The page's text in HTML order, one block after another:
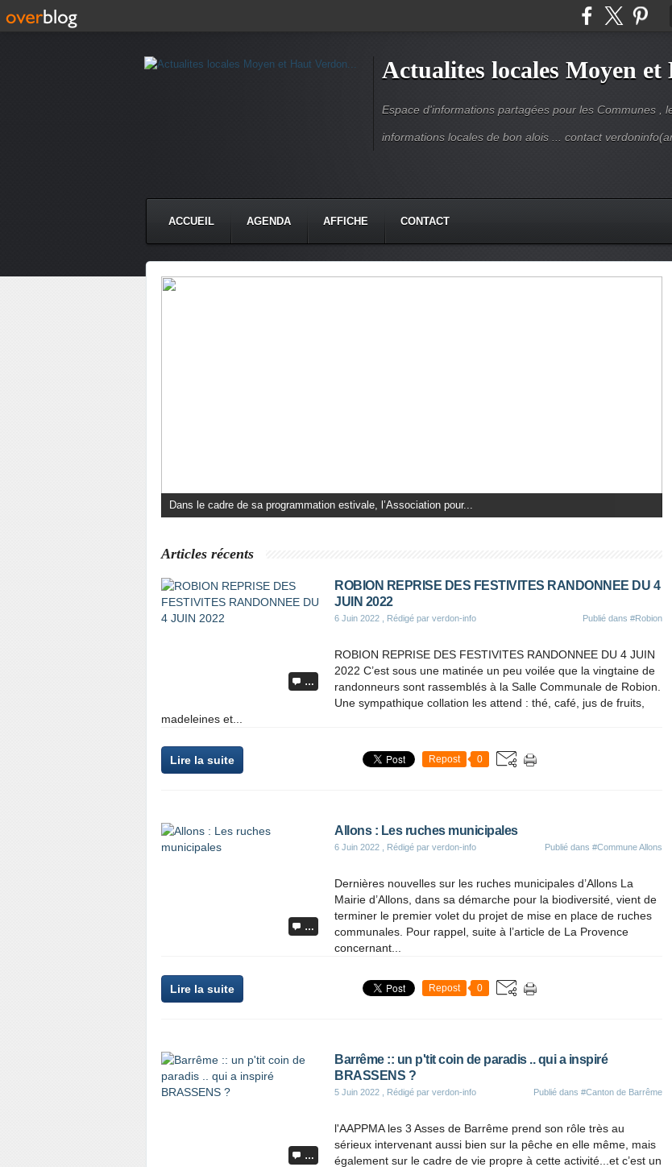
Actualites locales Moyen
Espace d'informations partagées pour les Communes ,
informations locales de bon alois ... contact
ACCUEIL AGENDA AFFICHE CONTACT
Carnet blanc à Moriez Ce premier samedi d'août restera gravé...
Articles récents
…
ROBION REPRISE DES FESTIVITES RANDONNEE DU 4
JUIN 2022
6 Juin 2022 , Rédigé par verdon-info Publié dans #Robion
ROBION REPRISE DES FESTIVITES RANDONNEE DU 4 JUIN
2022 C’est sous une matinée un peu voilée que la vingtaine de
randonneurs sont rassemblés à la Salle Communale de Robion.
Une sympathique collation les attend : thé, café, jus de fruits,
madeleines et...
Lire la suite Repost 0
…
Allons : Les ruches municipales
6 Juin 2022 , Rédigé par verdon-info Publié dans #Commune Allons
Dernières nouvelles sur les ruches municipales d’Allons La
Mairie d’Allons, dans sa démarche pour la biodiversité, vient de
terminer le premier volet du projet de mise en place de ruches
communales. Pour rappel, suite à l’article de La Provence
concernant...
Lire la suite Repost 0
…
Barrême :: un p'tit coin de paradis .. qui a inspiré
BRASSENS ?
5 Juin 2022 , Rédigé par verdon-info Publié dans #Canton de Barrême
l'AAPPMA les 3 Asses de Barrême prend son rôle très au
sérieux intervenant aussi bien sur la pêche en elle même, mais
également sur le cadre de vie propre à cette activité...et c’est un